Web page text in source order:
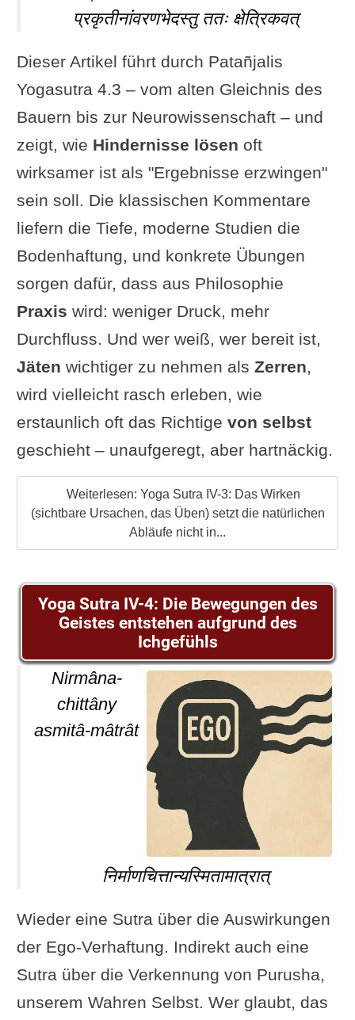
प्रकृतीनांवरणभेदस्तु ततः क्षेत्रिकवत्
Dieser Artikel führt durch Patañjalis
Yogasutra 4.3 – vom alten Gleichnis des
Bauern bis zur Neurowissenschaft – und
zeigt, wie Hindernisse lösen oft
wirksamer ist als "Ergebnisse erzwingen"
sein soll. Die klassischen Kommentare
liefern die Tiefe, moderne Studien die
Bodenhaftung, und konkrete Übungen
sorgen dafür, dass aus Philosophie
Praxis wird: weniger Druck, mehr
Durchfluss. Und wer weiß, wer bereit ist,
Jäten wichtiger zu nehmen als Zerren,
wird vielleicht rasch erleben, wie
erstaunlich oft das Richtige von selbst
geschieht – unaufgeregt, aber hartnäckig.
Weiterlesen: Yoga Sutra IV-3: Das Wirken
(sichtbare Ursachen, das Üben) setzt die natürlichen
Abläufe nicht in...
Yoga Sutra IV-4: Die Bewegungen des
Geistes entstehen aufgrund des
Ichgefühls
Nirmâna-
chittâny
asmitâ-mâtrât
निर्माणचित्तान्यस्मितामात्रात्
Wieder eine Sutra über die Auswirkungen
der Ego-Verhaftung. Indirekt auch eine
Sutra über die Verkennung von Purusha,
unserem Wahren Selbst. Wer glaubt, das